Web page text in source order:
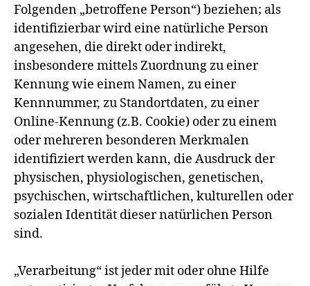
Folgenden „betroffene Person“) beziehen; als
identifizierbar wird eine natürliche Person
angesehen, die direkt oder indirekt,
insbesondere mittels Zuordnung zu einer
Kennung wie einem Namen, zu einer
Kennnummer, zu Standortdaten, zu einer
Online-Kennung (z.B. Cookie) oder zu einem
oder mehreren besonderen Merkmalen
identifiziert werden kann, die Ausdruck der
physischen, physiologischen, genetischen,
psychischen, wirtschaftlichen, kulturellen oder
sozialen Identität dieser natürlichen Person
sind.
„Verarbeitung“ ist jeder mit oder ohne Hilfe